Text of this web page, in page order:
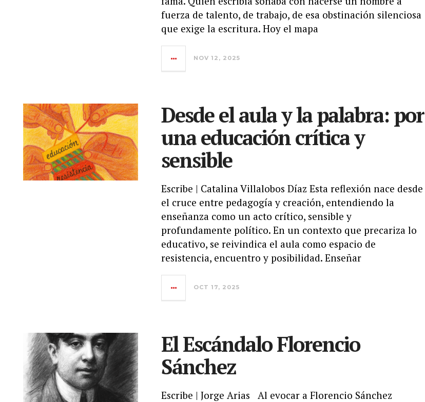
fuerza de talento, de trabajo, de esa obstinación silenciosa
que exige la escritura. Hoy el mapa
NOV 12, 2025
Desde el aula y la palabra: por
una educación crítica y
sensible
Escribe | Catalina Villalobos Díaz Esta reflexión nace desde
el cruce entre pedagogía y creación, entendiendo la
enseñanza como un acto crítico, sensible y
profundamente político. En un contexto que precariza lo
educativo, se reivindica el aula como espacio de
resistencia, encuentro y posibilidad. Enseñar
OCT 17, 2025
El Escándalo Florencio
Sánchez
Escribe | Jorge Arias Al evocar a Florencio Sánchez